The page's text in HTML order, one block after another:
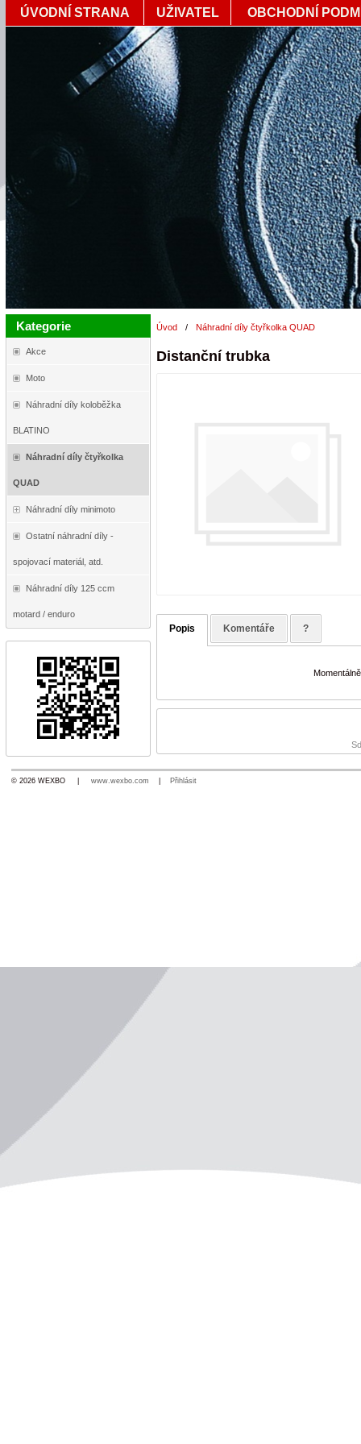
ÚVODNÍ STRANA UŽIVATEL OBCHODNÍ
Kategorie
Akce
Moto
Náhradní díly koloběžka
BLATINO
Náhradní díly čtyřkolka
QUAD
Náhradní díly minimoto
Ostatní náhradní díly -
spojovací materiál, atd.
Náhradní díly 125 ccm
motard / enduro
Úvod / Náhradní díly čtyřkolka QUAD
Distanční trubka
Popis Komentáře ?
© 2026 WEXBO | www.wexbo.com Přihlásit